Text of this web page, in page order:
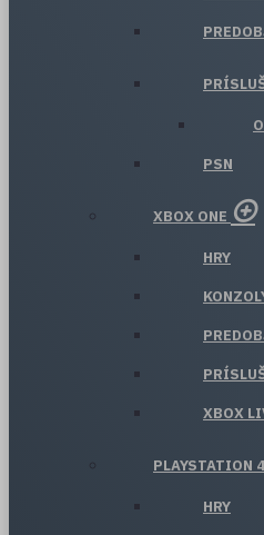
PSN
XBOX ONE
HRY
XBOX
PLAYSTATION 4
HRY